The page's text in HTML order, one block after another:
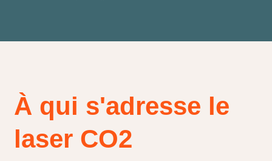
À qui s'adresse le
laser CO2